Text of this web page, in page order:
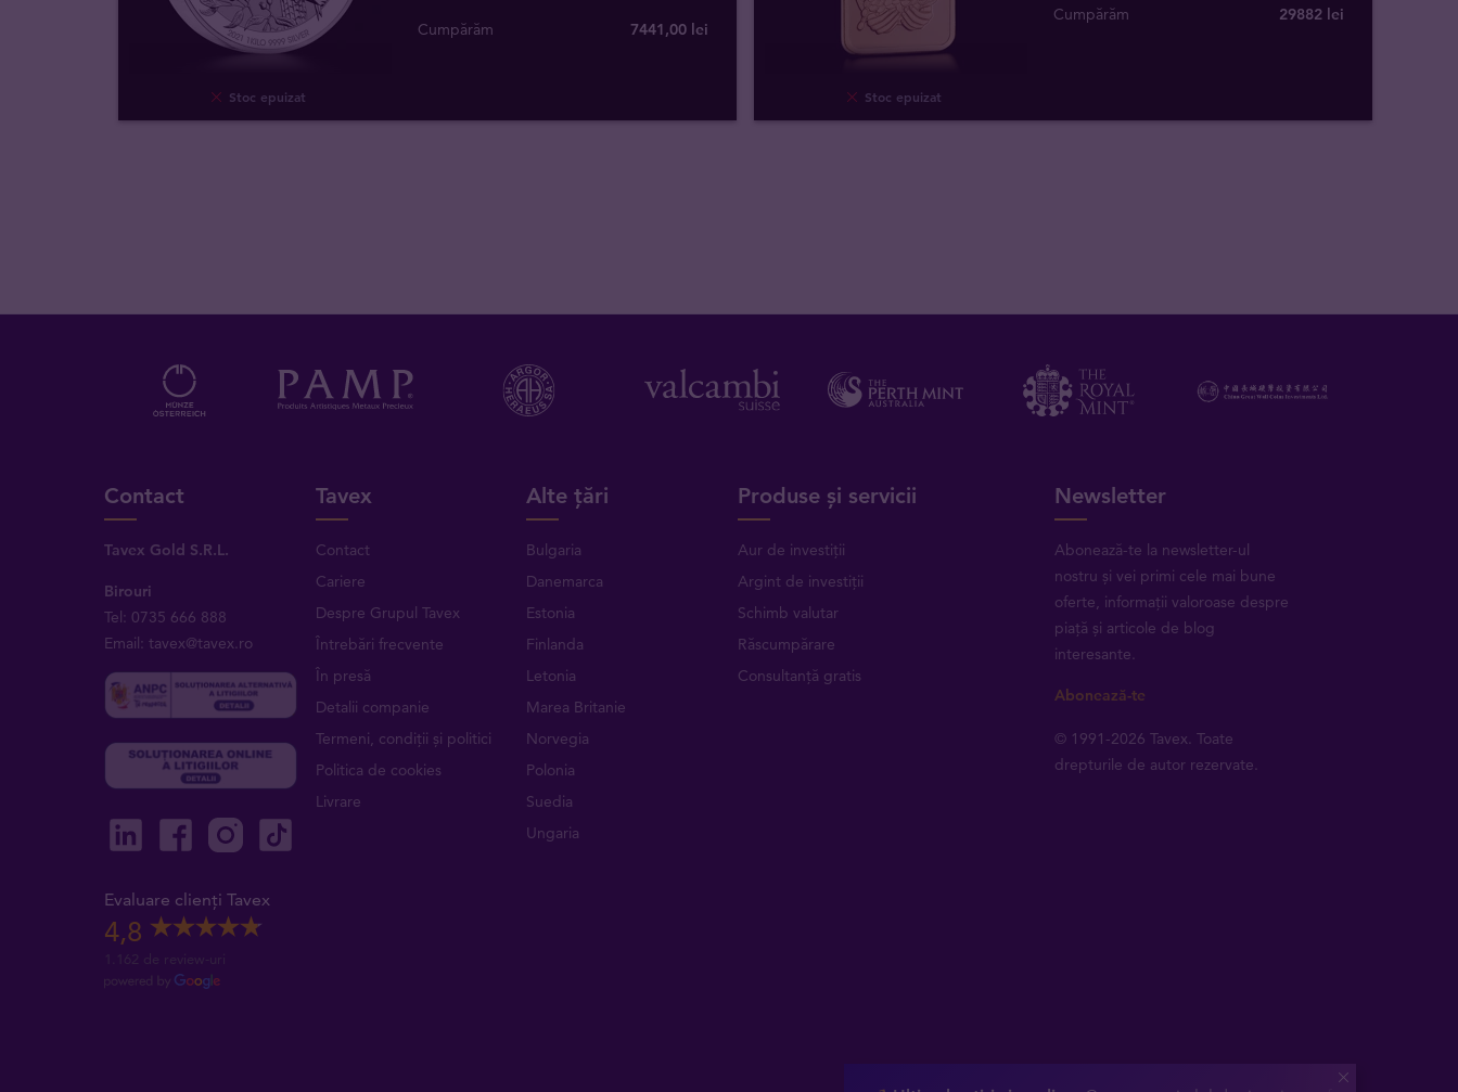
Stoc epuizat
Cumpărăm 7441,00 lei
Stoc epuizat
Cumpărăm 29882 lei
Contact
Tavex Gold S.R.L.
Birouri
Tel: 0735 666 888
Email: tavex@tavex.ro
Evaluare clienți Tavex
4,8
1.162 de review-uri
Tavex
Contact
Cariere
Despre Grupul Tavex
Întrebări frecvente
În presă
Detalii companie
Termeni, condiții și politici
Politica de cookies
Livrare
Alte țări
Bulgaria
Danemarca
Estonia
Finlanda
Letonia
Marea Britanie
Norvegia
Polonia
Suedia
Ungaria
Produse și servicii
Aur de investiții
Argint de investiții
Schimb valutar
Răscumpărare
Consultanță gratis
Newsletter
Abonează-te la newsletter-ul
nostru și vei primi cele mai bune
oferte, informații valoroase despre
piață și articole de blog
interesante.
Abonează-te
© 1991-2026 Tavex. Toate
drepturile de autor rezervate.